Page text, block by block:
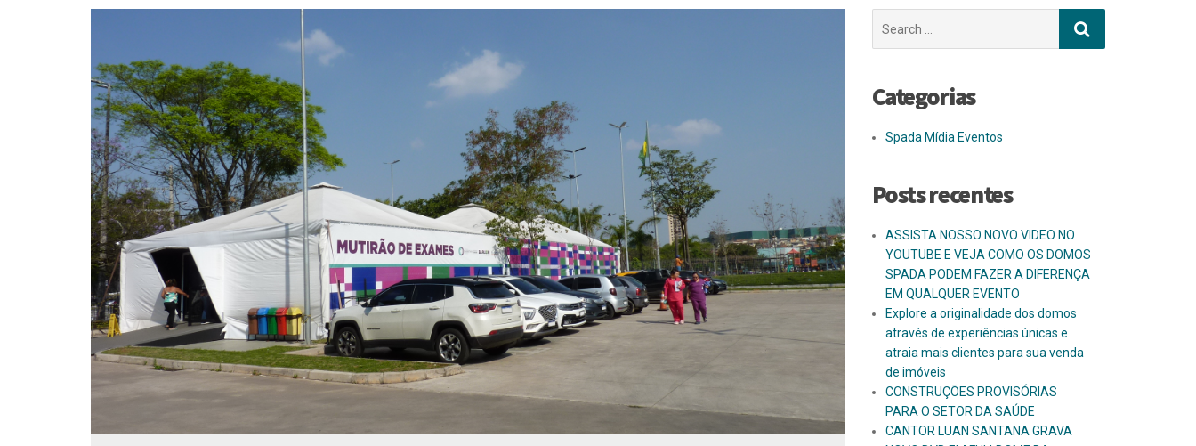
por:
Categorias
Spada Mídia Eventos
Posts recentes
ASSISTA NOSSO NOVO VIDEO NO
YOUTUBE E VEJA COMO OS DOMOS
SPADA PODEM FAZER A DIFERENÇA
EM QUALQUER EVENTO
Explore a originalidade dos domos
através de experiências únicas e
atraia mais clientes para sua venda
de imóveis
CONSTRUÇÕES PROVISÓRIAS
PARA O SETOR DA SAÚDE
CANTOR LUAN SANTANA GRAVA